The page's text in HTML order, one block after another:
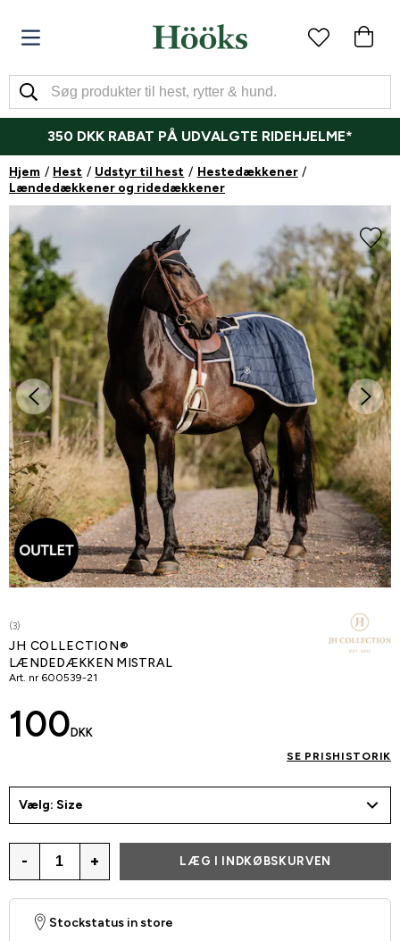
350 DKK RABAT PÅ UDVALGTE RIDEHJELME*
Hjem Hest Udstyr til hest
Hestedækkener
Lændedækkener og ridedækkener
(3)
JH COLLECTION®
LÆNDEDÆKKEN MISTRAL
Art. nr 600539-21
100 DKK
SE PRISHISTORIK
Vælg: Size
- + LÆG I INDKØBSKURVEN
Stockstatus in store